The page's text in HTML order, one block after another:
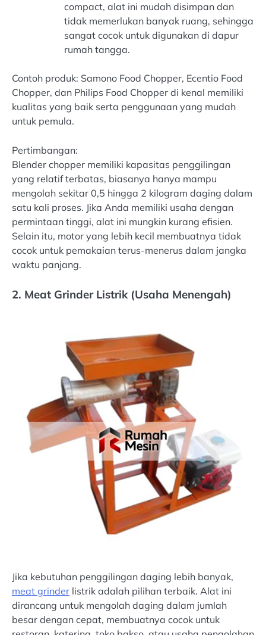
compact, alat ini mudah disimpan dan
tidak memerlukan banyak ruang, sehingga
sangat cocok untuk digunakan di dapur
rumah tangga.
Contoh produk: Samono Food Chopper, Ecentio Food
Chopper, dan Philips Food Chopper di kenal memiliki
kualitas yang baik serta penggunaan yang mudah
untuk pemula.
Pertimbangan:
Blender chopper memiliki kapasitas penggilingan
yang relatif terbatas, biasanya hanya mampu
mengolah sekitar 0,5 hingga 2 kilogram daging dalam
satu kali proses. Jika Anda memiliki usaha dengan
permintaan tinggi, alat ini mungkin kurang efisien.
Selain itu, motor yang lebih kecil membuatnya tidak
cocok untuk pemakaian terus-menerus dalam jangka
waktu panjang.
2. Meat Grinder Listrik (Usaha Menengah)
Jika kebutuhan penggilingan daging lebih banyak,
meat grinder listrik adalah pilihan terbaik. Alat ini
dirancang untuk mengolah daging dalam jumlah
besar dengan cepat, membuatnya cocok untuk